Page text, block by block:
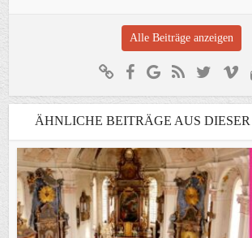
Alle Beiträge anzeigen
ÄHNLICHE BEITRÄGE AUS